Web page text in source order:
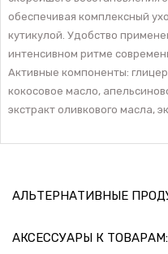
обеспечивая комплексный
кутикулой. Удобство
интенсивном ритме
Активные компоненты:
кокосовое масло,
экстракт оливкового масла,
АЛЬТЕРНАТИВНЫЕ
АКСЕССУАРЫ К ТОВАРАМ: